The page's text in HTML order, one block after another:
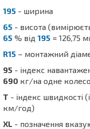
195 - ширина
65 - висота
65 % від 195 = 126,75
R15 – монтажний
95 - індекс
690 кг/на одне
T - індекс швидкості
км/год)
XL - позначення